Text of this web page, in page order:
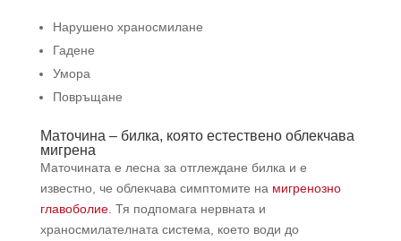
Нарушено храносмилане
Гадене
Умора
Повръщане
Маточина – билка, която естествено облекчава
мигрена
Маточината е лесна за отглеждане билка и е
известно, че облекчава симптомите на мигренозно
главоболие. Тя подпомага нервната и
храносмилателната система, което води до